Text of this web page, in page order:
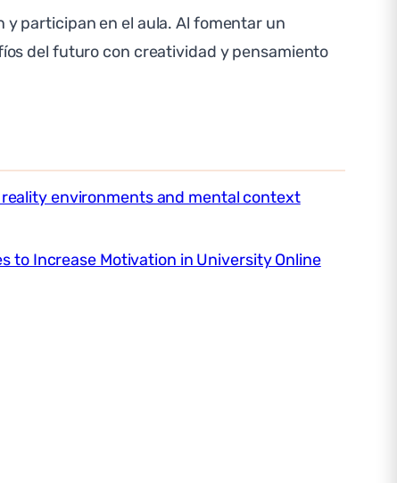
participan en el aula. Al fomentar un
del futuro con creatividad y pensamiento
environments and mental context
to Increase Motivation in University Online